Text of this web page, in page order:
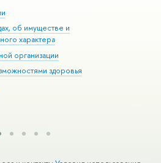
об имуществе и
характера
организации
здоровья